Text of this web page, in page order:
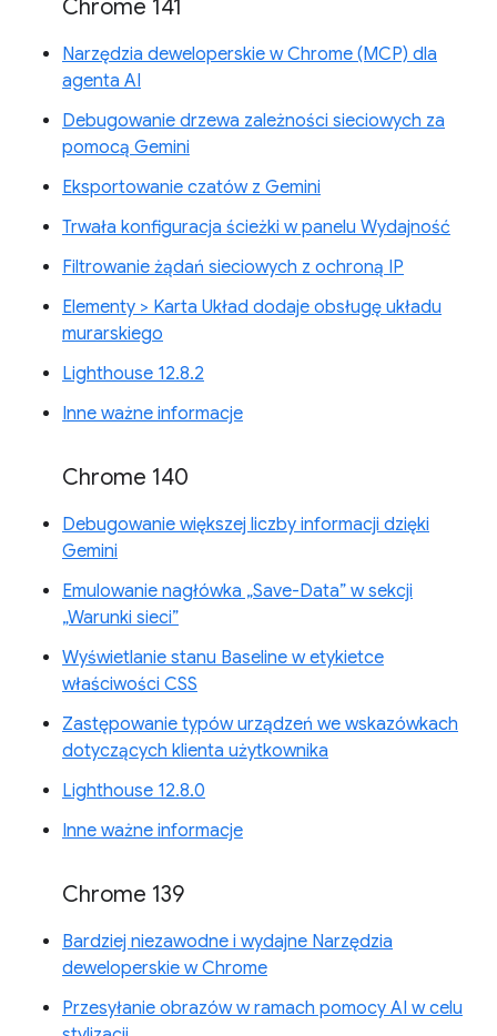
Chrome 141
Narzędzia deweloperskie w Chrome (MCP) dla
agenta AI
Debugowanie drzewa zależności sieciowych za
pomocą Gemini
Eksportowanie czatów z Gemini
Trwała konfiguracja ścieżki w panelu Wydajność
Filtrowanie żądań sieciowych z ochroną IP
Elementy > Karta Układ dodaje obsługę układu
murarskiego
Lighthouse 12.8.2
Inne ważne informacje
Chrome 140
Debugowanie większej liczby informacji dzięki
Gemini
Emulowanie nagłówka „Save-Data” w sekcji
„Warunki sieci”
Wyświetlanie stanu Baseline w etykietce
właściwości CSS
Zastępowanie typów urządzeń we wskazówkach
dotyczących klienta użytkownika
Lighthouse 12.8.0
Inne ważne informacje
Chrome 139
Bardziej niezawodne i wydajne Narzędzia
deweloperskie w Chrome
Przesyłanie obrazów w ramach pomocy AI w celu